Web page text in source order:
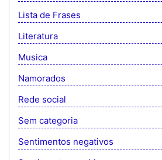
Lista de Frases
Literatura
Musica
Namorados
Rede social
Sem categoria
Sentimentos negativos